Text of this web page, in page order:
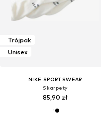
Trójpak
Unisex
NIKE SPORTSWEAR
Skarpety
85,90 zł